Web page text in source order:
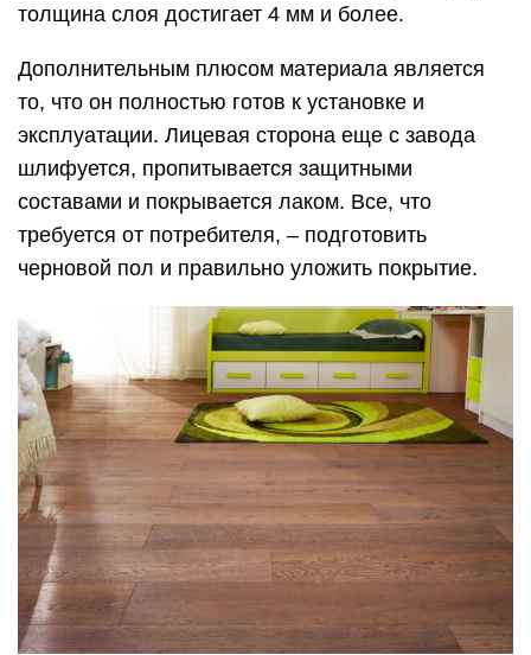
толщина слоя достигает 4 мм и более.
Дополнительным плюсом материала является
то, что он полностью готов к установке и
эксплуатации. Лицевая сторона еще с завода
шлифуется, пропитывается защитными
составами и покрывается лаком. Все, что
требуется от потребителя, – подготовить
черновой пол и правильно уложить покрытие.